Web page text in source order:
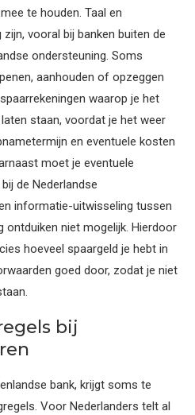
te houden. Taal en
vooral bij banken buiten de
ondersteuning. Soms
aanhouden of opzeggen
waarop je het
staan, voordat je het weer
en eventuele kosten
moet je eventuele
de Nederlandse
informatie-uitwisseling tussen
ontduiken niet mogelijk. Hierdoor
hoeveel spaargeld je hebt in
goed door, zodat je niet
bij
bank, krijgt soms te
Voor Nederlanders telt al